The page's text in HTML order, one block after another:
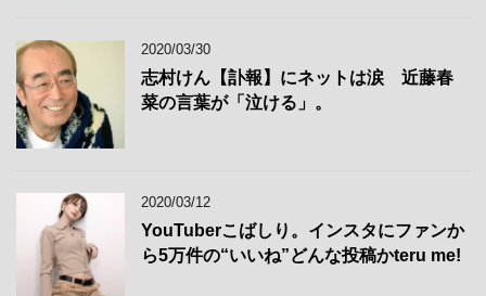
2020/03/30
志村けん【訃報】にネットは涙 近藤春
菜の言葉が「泣ける」。
2020/03/12
YouTuberこばしり。インスタにファンか
ら5万件の“いいね”どんな投稿かteru me!